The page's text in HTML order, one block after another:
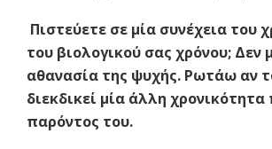
Πιστεύετε σε μία συνέχεια του
του βιολογικού σας χρόνου; Δεν
αθανασία της ψυχής. Ρωτάω αν
διεκδικεί μία άλλη
παρόντος του.